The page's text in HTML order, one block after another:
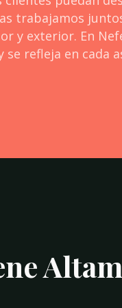
trabajamos
y exterior. En
se refleja en cada